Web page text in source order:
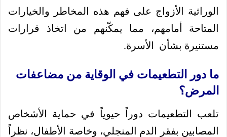
الوراثية الأزواج على فهم هذه المخاطر والخيارات
المتاحة أمامهم، مما يمكّنهم من اتخاذ قرارات
مستنيرة بشأن الأسرة.
ما دور التطعيمات في الوقاية من مضاعفات
المرض؟
تلعب التطعيمات دوراً حيوياً في حماية الأشخاص
المصابين بفقر الدم المنجلي، وخاصة الأطفال، نظراً